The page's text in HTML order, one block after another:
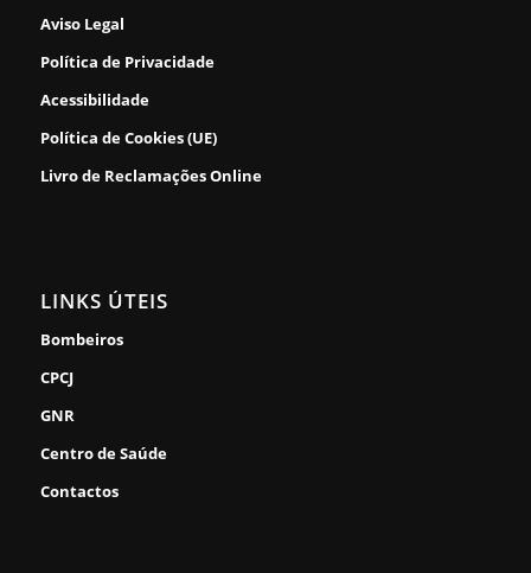
Aviso Legal
Política de Privacidade
Acessibilidade
Política de Cookies (UE)
Livro de Reclamações Online
LINKS ÚTEIS
Bombeiros
CPCJ
GNR
Centro de Saúde
Contactos